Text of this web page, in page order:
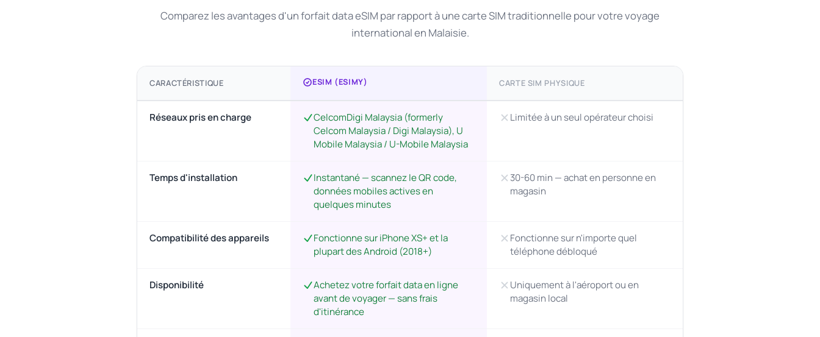
Comparez les avantages d'un forfait data eSIM par rapport à une carte SIM traditionnelle pour votre voyage
international en Malaisie.
CARACTÉRISTIQUE ESIM (ESIMY) CARTE SIM PHYSIQUE
Réseaux pris en charge
CelcomDigi Malaysia (formerly
Celcom Malaysia / Digi Malaysia), U
Mobile Malaysia / U-Mobile Malaysia
Limitée à un seul opérateur choisi
Temps d'installation
Instantané — scannez le QR code,
données mobiles actives en
quelques minutes
30-60 min — achat en personne en
magasin
Compatibilité des appareils
Fonctionne sur iPhone XS+ et la
plupart des Android (2018+)
Fonctionne sur n'importe quel
téléphone débloqué
Disponibilité
Achetez votre forfait data en ligne
avant de voyager — sans frais
d'itinérance
Uniquement à l'aéroport ou en
magasin local